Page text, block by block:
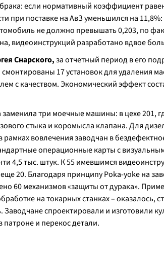
если нормативный коэффициент
при поставке на АвЗ уменьшился на
не должно превышать 0,203, по
видеоинструкций разработано вдвое
Снарского,за отчетный период в его
17 установок для удаления
с качеством. Экономический эффект
три моечные машины: в цехе 201,
стыка и коромысла клапана. Для
вовлечения заводчан в
операционные карты с
4,5 тыс. штук. К 55 имевшимся
20. Благодаря принципу Poka-yoke на
60 механизмов «защиты от дурака».
на токарных станках – оказалось,
спроектировали и изготовили
и перекос детали.